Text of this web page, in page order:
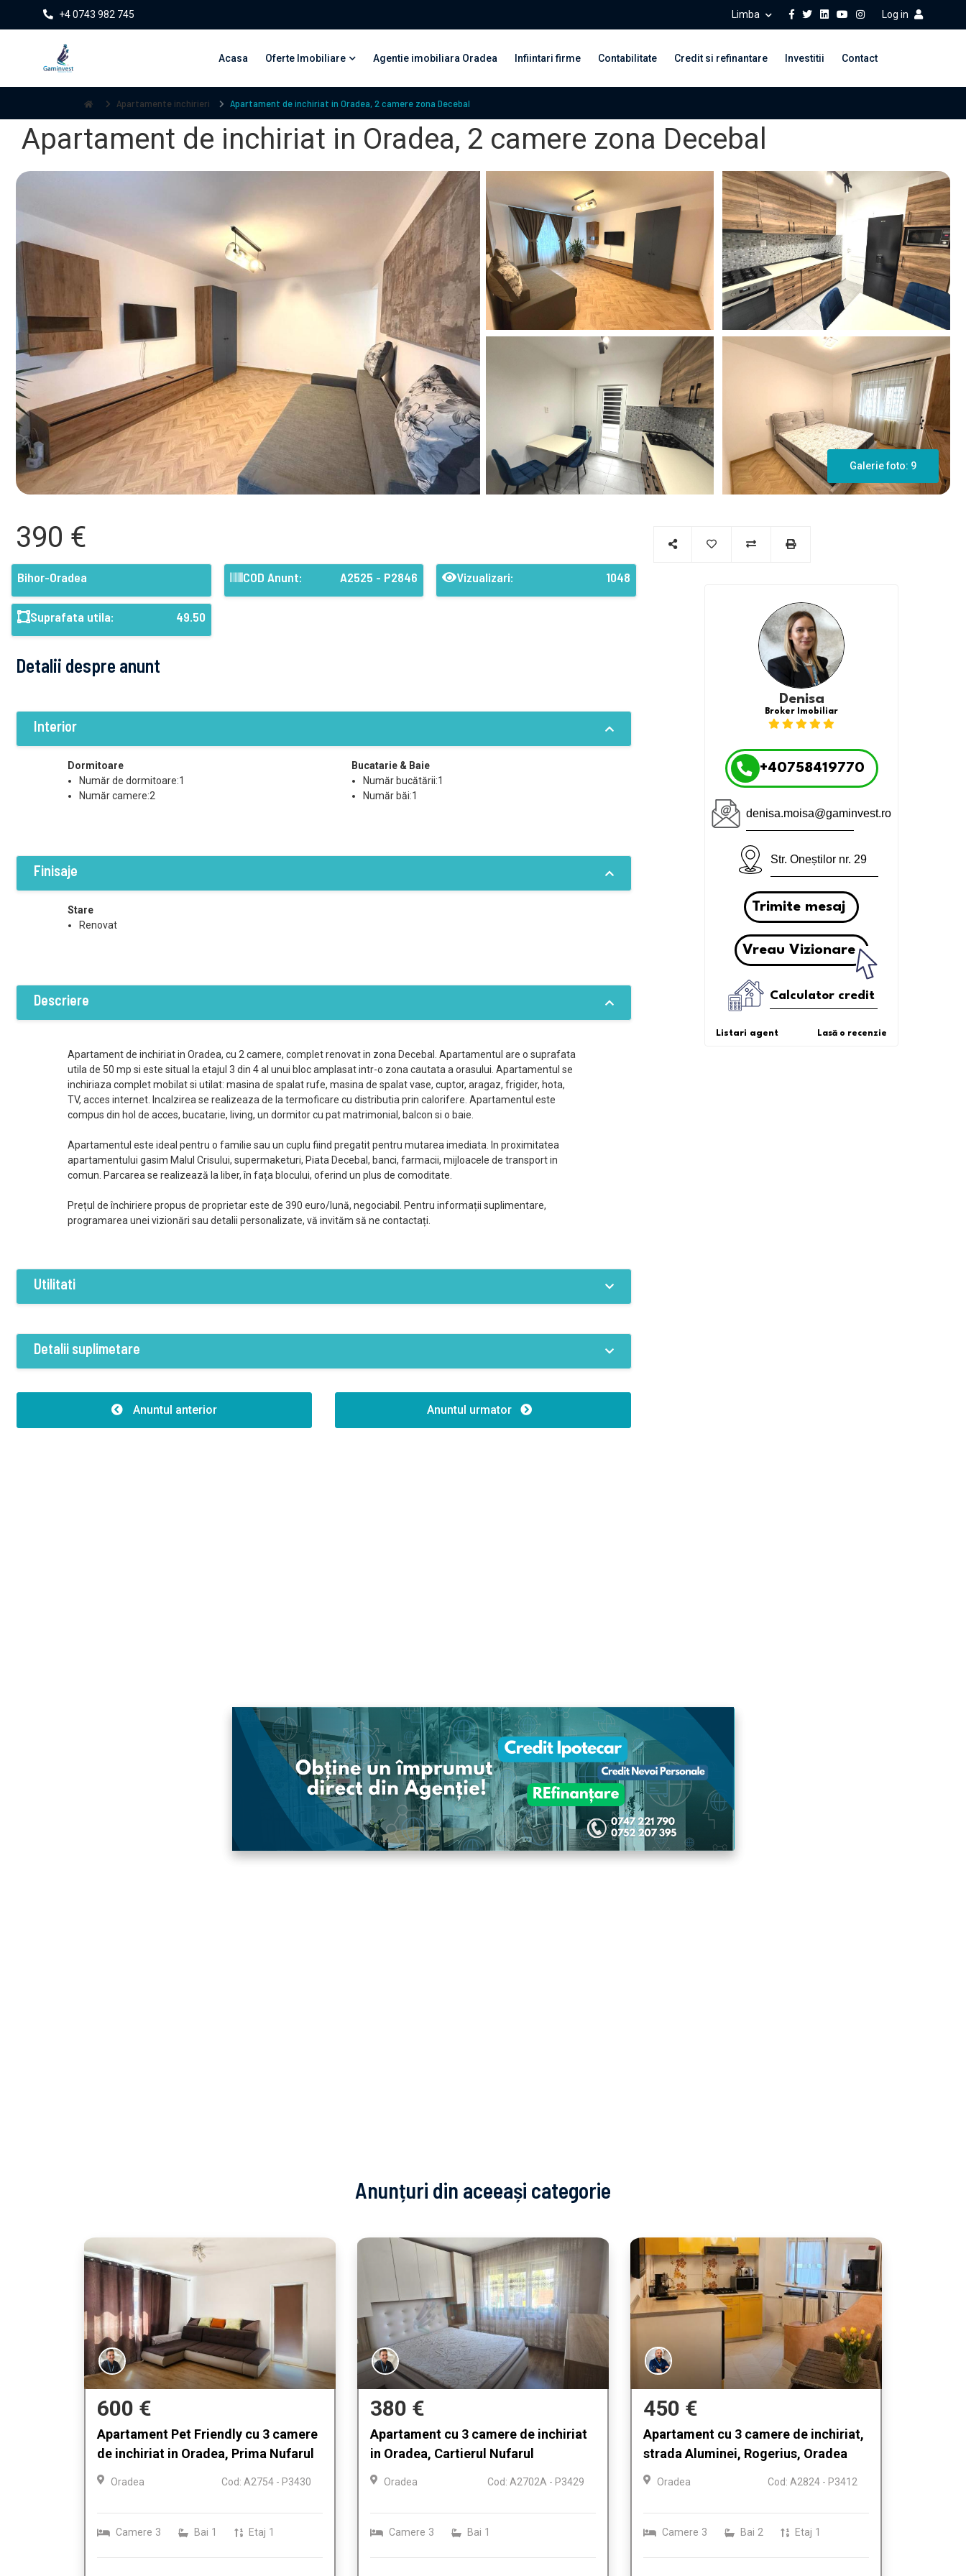
+4 0743 982 745 Limba Log in
Acasa Oferte Imobiliare Agentie imobiliara Oradea Infiintari firme Contabilitate Credit si refinantare Investitii Contact
Apartamente inchirieri Apartament de inchiriat in Oradea, 2 camere zona Decebal
Apartament de inchiriat in Oradea, 2 camere zona Decebal
Galerie foto: 9
390 €
Bihor-Oradea COD Anunt: A2525 - P2846 Vizualizari: 1048
Suprafata utila: 49.50
Detalii despre anunt
Interior
Dormitoare
Număr de dormitoare:1
Număr camere:2
Bucatarie & Baie
Număr bucătării:1
Număr băi:1
Finisaje
Stare
Renovat
Descriere
Apartament de inchiriat in Oradea, cu 2 camere, complet renovat in zona Decebal. Apartamentul are o suprafata
utila de 50 mp si este situal la etajul 3 din 4 al unui bloc amplasat intr-o zona cautata a orasului. Apartamentul se
inchiriaza complet mobilat si utilat: masina de spalat rufe, masina de spalat vase, cuptor, aragaz, frigider, hota,
TV, acces internet. Incalzirea se realizeaza de la termoficare cu distributia prin calorifere. Apartamentul este
compus din hol de acces, bucatarie, living, un dormitor cu pat matrimonial, balcon si o baie.
Apartamentul este ideal pentru o familie sau un cuplu fiind pregatit pentru mutarea imediata. In proximitatea
apartamentului gasim Malul Crisului, supermaketuri, Piata Decebal, banci, farmacii, mijloacele de transport in
comun. Parcarea se realizează la liber, în fața blocului, oferind un plus de comoditate.
Prețul de închiriere propus de proprietar este de 390 euro/lună, negociabil. Pentru informații suplimentare,
programarea unei vizionări sau detalii personalizate, vă invităm să ne contactați.
Utilitati
Detalii suplimetare
Clădire er:
Anuntul anterior Anuntul urmator
Denisa
Broker Imobiliar
+40758419770
denisa.moisa@gaminvest.ro
Str. Oneștilor nr. 29
Trimite mesaj
Vreau Vizionare
Calculator credit
Listari agent Lasă o recenzie
Anunțuri din aceeași categorie
600 €
Apartament Pet Friendly cu 3 camere
de inchiriat in Oradea, Prima Nufarul
Oradea Cod: A2754 - P3430
Camere 3 Bai 1 Etaj 1
380 €
Apartament cu 3 camere de inchiriat
in Oradea, Cartierul Nufarul
Oradea Cod: A2702A - P3429
Camere 3 Bai 1
450 €
Apartament cu 3 camere de inchiriat,
strada Aluminei, Rogerius, Oradea
Oradea Cod: A2824 - P3412
Camere 3 Bai 2 Etaj 1